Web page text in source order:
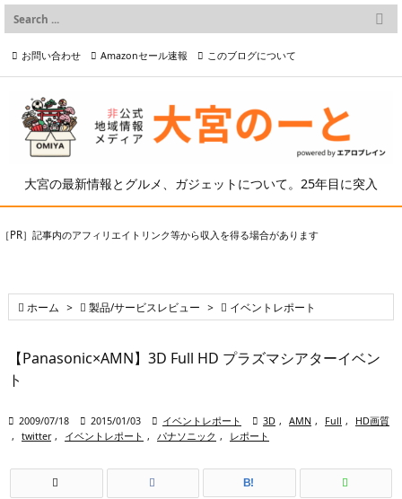
大宮の最新情報とグルメ、ガジェットについて。25年目に突入

メニュー

検索
お問い合わせ Amazonセール速報 このブログについて
プライバシーポリシー等
［PR］記事内のアフィリエイトリンク等から収入を得る場合があります
 ホーム >  製品/サービスレビュー >  イベントレポート
【Panasonic×AMN】3D Full HD プラズマシアターイベン
ト
 2009/07/18  2015/01/03  イベントレポート  3D , AMN , Full ,
HD画質
,
twitter , イベントレポート , パナソニック , レポート
B!